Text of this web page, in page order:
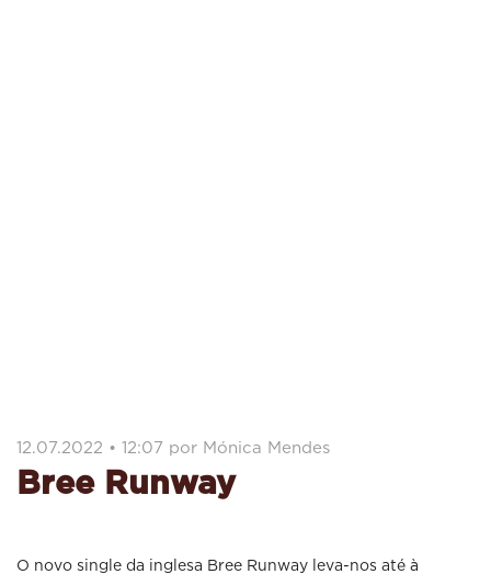
12.07.2022 • 12:07 por Mónica Mendes
Bree Runway
O novo single da inglesa Bree Runway leva-nos até à